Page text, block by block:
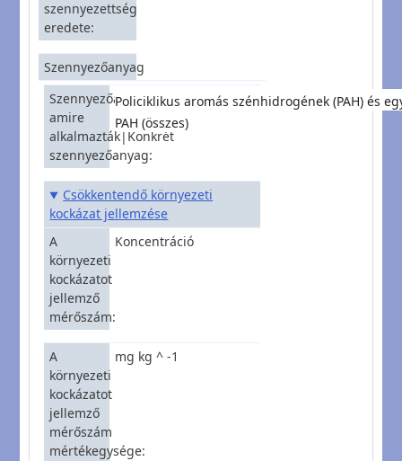
szennyezettség
eredete
Szennyezőanyag
Szennyezőanyagcsoport,
amire
alkalmazták|Konkrét
szennyezőanyag
Policiklikus aromás szénhidrogének (PAH) és
PAH (összes)
Csökkentendő környezeti
kockázat jellemzése
A
környezeti
kockázatot
jellemző
mérőszám
Koncentráció
A
környezeti
kockázatot
jellemző
mérőszám
mértékegysége
mg kg ^ -1